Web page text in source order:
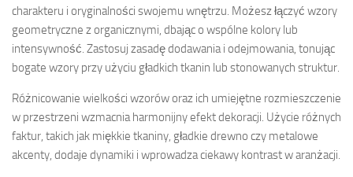
charakteru i oryginalności swojemu wnętrzu. Możesz łączyć wzory
geometryczne z organicznymi, dbając o wspólne kolory lub
intensywność. Zastosuj zasadę dodawania i odejmowania, tonując
bogate wzory przy użyciu gładkich tkanin lub stonowanych struktur.
Różnicowanie wielkości wzorów oraz ich umiejętne rozmieszczenie
w przestrzeni wzmacnia harmonijny efekt dekoracji. Użycie różnych
faktur, takich jak miękkie tkaniny, gładkie drewno czy metalowe
akcenty, dodaje dynamiki i wprowadza ciekawy kontrast w aranżacji.